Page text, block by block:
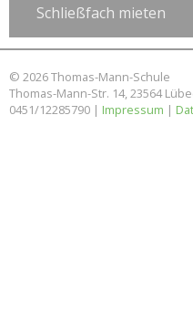
Schließfach mieten
© 2026 Thomas-Mann-Schule
Thomas-Mann-Str. 14, 23564
0451/12285790 | Impressum |